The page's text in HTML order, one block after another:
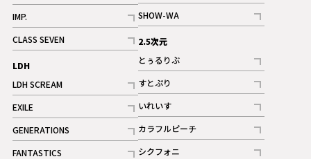
記事
IMP.
記事
CLASS SEVEN
記事
LDH
LDH SCREAM
記事
EXILE
記事
GENERATIONS
記事
FANTASTICS
記事
SHOW-WA
記事
2.5次元
とぅるりぶ
記事
すとぷり
記事
ギャラリー
いれいす
記事
ギャラリー
カラフルピーチ
記事
シクフォニ